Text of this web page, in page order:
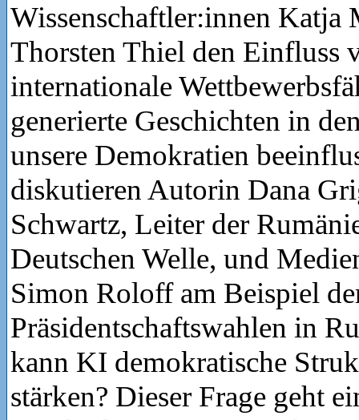
Wissenschaftler:innen Katja
Thorsten Thiel den Einfluss
internationale
generierte Geschichten in
unsere Demokratien
diskutieren Autorin Dana
Schwartz, Leiter der
Deutschen Welle, und
Simon Roloff am Beispiel
Präsidentschaftswahlen in
kann KI demokratische
stärken? Dieser Frage geht